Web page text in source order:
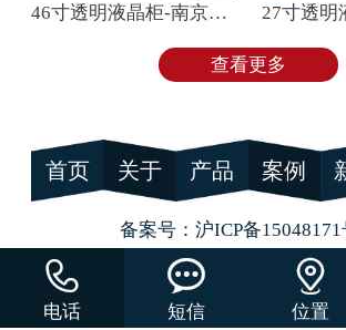
46寸透明液晶柜-南京麦当劳
查看更多
首页 关于 产品 案例
备案号： 沪ICP备15048171

电话

短信

位置